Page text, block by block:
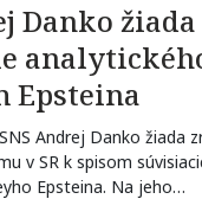
Danko žiada
Epsteina
Andrej Danko žiada
v SR k spisom
Epsteina. Na jeho…